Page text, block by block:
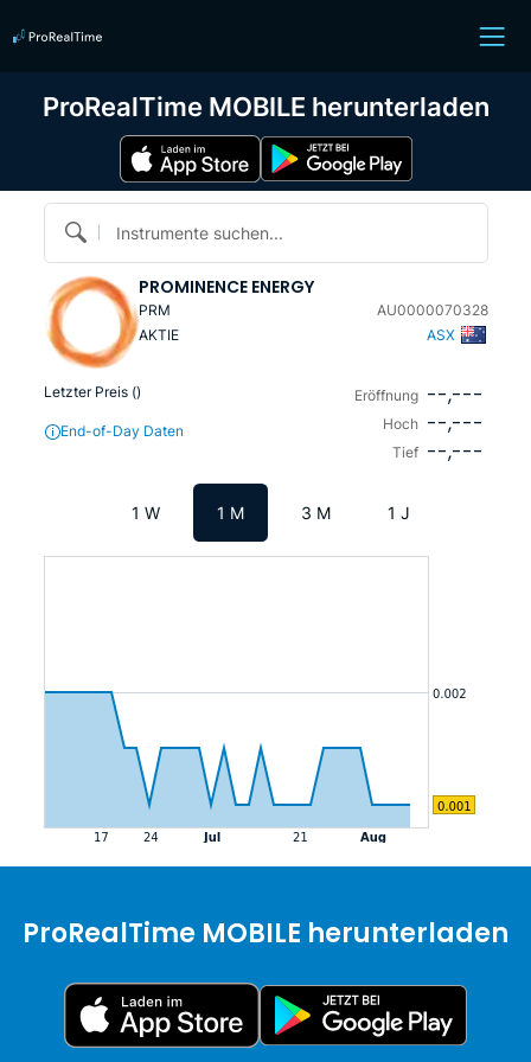
Instrumente suchen...
PROMINENCE ENERGY
PRM
AU0000070328
AKTIE
ASX
Letzter Preis ()
End-of-Day Daten
Eröffnung --,---
Hoch --,---
Tief --,---
1 W 1 M 3 M 1 J
ProRealTime MOBILE herunterladen
ProRealTime MOBILE herunterladen